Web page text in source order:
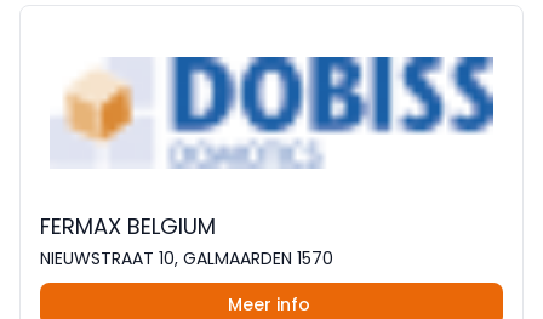
FERMAX BELGIUM
NIEUWSTRAAT 10, GALMAARDEN 1570
Meer info